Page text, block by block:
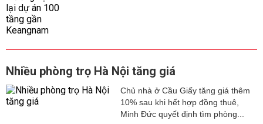
Nhiều phòng trọ Hà Nội tăng giá
Chủ nhà ở Cầu Giấy tăng giá thêm
10% sau khi hết hợp đồng thuê,
Minh Đức quyết định tìm phòng...